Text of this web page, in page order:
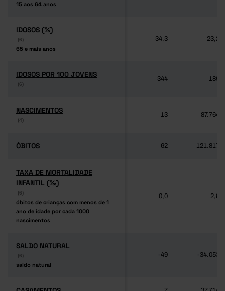
15 aos 64 anos
15 aos 64 anos
IDOSOS (%)
(6)
65 e mais anos
IDOSOS (%)
(6)
65 e mais anos
34,3 23,2
IDOSOS POR 100 JOVENS
(6)
IDOSOS POR 100 JOVENS
(6)
344 189
NASCIMENTOS
(4)
NASCIMENTOS
(4)
13 87.764
ÓBITOS
ÓBITOS 62 121.817
TAXA DE MORTALIDADE
INFANTIL (‰)
(6)
óbitos de crianças com menos de 1
ano de idade por cada 1000
nascimentos
TAXA DE MORTALIDADE
INFANTIL (‰)
(6)
óbitos de crianças com menos de 1
ano de idade por cada 1000
nascimentos
0,0 2,8
SALDO NATURAL
(6)
saldo natural
SALDO NATURAL
(6)
saldo natural
-49 -34.053